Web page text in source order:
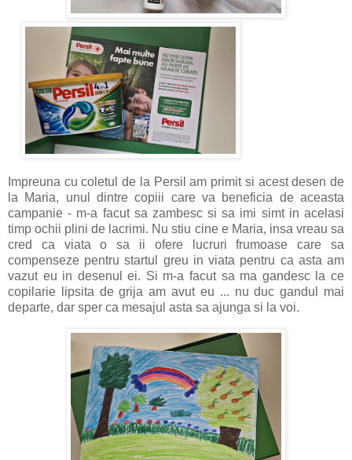
Impreuna cu coletul de la Persil am primit si acest desen de
la Maria, unul dintre copiii care va beneficia de aceasta
campanie - m-a facut sa zambesc si sa imi simt in acelasi
timp ochii plini de lacrimi. Nu stiu cine e Maria, insa vreau sa
cred ca viata o sa ii ofere lucruri frumoase care sa
compenseze pentru startul greu in viata pentru ca asta am
vazut eu in desenul ei. Si m-a facut sa ma gandesc la ce
copilarie lipsita de grija am avut eu ... nu duc gandul mai
departe, dar sper ca mesajul asta sa ajunga si la voi.